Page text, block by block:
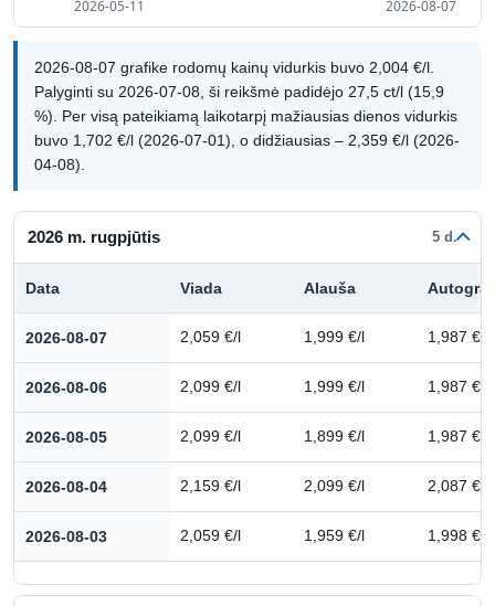
2026-08-07 grafike rodomų kainų vidurkis buvo 2,004 €/l.
Palyginti su 2026-07-08, ši reikšmė padidėjo 27,5 ct/l (15,9
%). Per visą pateikiamą laikotarpį mažiausias dienos vidurkis
buvo 1,702 €/l (2026-07-01), o didžiausias – 2,359 €/l (2026-
04-08).
2026 m. rugpjūtis 5 d.
Data Viada Alauša
2026-08-07 2,059 €/l 1,999 €/l 1,987 €/l
2026-08-06 2,099 €/l 1,999 €/l 1,987 €/l
2026-08-05 2,099 €/l 1,899 €/l 1,987 €/l
2026-08-04 2,159 €/l 2,099 €/l 2,087 €/l
2026-08-03 2,059 €/l 1,959 €/l 1,998 €/l